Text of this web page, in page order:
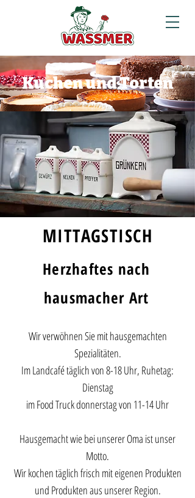
Kuchen und Torten
MITTAGSTISCH
Herzhaftes nach
hausmacher Art
Wir verwöhnen Sie mit hausgemachten
Spezialitäten.
Im Landcafé täglich von 8-18 Uhr, Ruhetag:
Dienstag
im Food Truck donnerstag von 11-14 Uhr
Hausgemacht wie bei unserer Oma ist unser
Motto.
Wir kochen täglich frisch mit eigenen Produkten
und Produkten aus unserer Region.